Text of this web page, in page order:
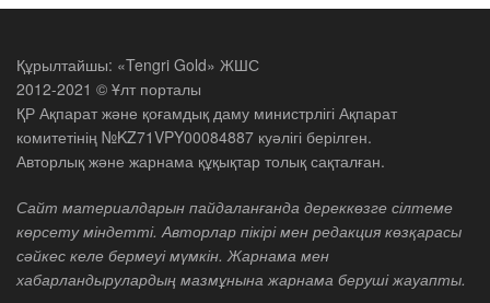
Құрылтайшы: «Tengri Gold» ЖШС
2012-2021 © Ұлт порталы
ҚР Ақпарат және қоғамдық даму министрлігі Ақпарат
комитетінің №KZ71VPY00084887 куәлігі берілген.
Авторлық және жарнама құқықтар толық сақталған.
Сайт материалдарын пайдаланғанда дереккөзге сілтеме
көрсету міндетті. Авторлар пікірі мен редакция көзқарасы
сәйкес келе бермеуі мүмкін. Жарнама мен
хабарландырулардың мазмұнына жарнама беруші жауапты.